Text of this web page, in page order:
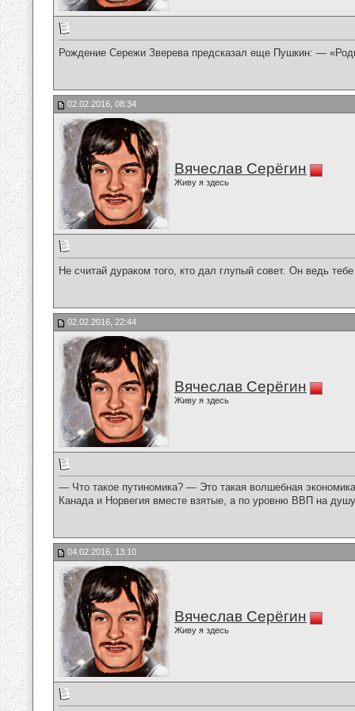
Рождение Сережи Зверева предсказал еще Пушкин: —
02.02.2016, 08:34
Вячеслав Серёгин
Живу я здесь
Не считай дураком того, кто дал глупый совет. Он ведь
02.02.2016, 22:44
Вячеслав Серёгин
Живу я здесь
— Что такое путиномика? — Это такая волшебная
Канада и Норвегия вместе взятые, а по уровню ВВП на
04.02.2016, 13:10
Вячеслав Серёгин
Живу я здесь